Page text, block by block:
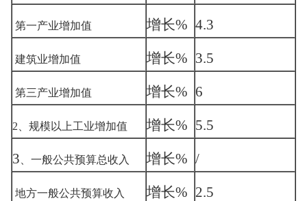
第一产业增加值 增长% 4.3
建筑业增加值 增长% 3.5
第三产业增加值 增长% 6
2 、规模以上工业增加值 增长% 5.5
3 、一般公共预算总收入 增长% /
地方一般公共预算收入 增长% 2.5